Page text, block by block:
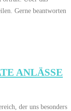
Gerne beantworten
ANLÄSSE
der uns besonders